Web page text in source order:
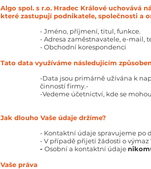
Algo spol. s r.o. Hradec Králové uchovává
které zastupují podnikatele, společnosti a
- Jméno, příjmení, titul, funkce.
- Adresa zaměstnavatele, e-mail,
- Obchodní korespondenci
Tato data využíváme následujícím
-Data jsou primárně užívána k
činností firmy.-
-Vedeme účetnictví, kde se
Jak dlouho Vaše údaje držíme?
- Kontaktní údaje spravujeme po
- V případě přijetí žádosti o
- Osobní a kontaktní údaje
Vaše práva